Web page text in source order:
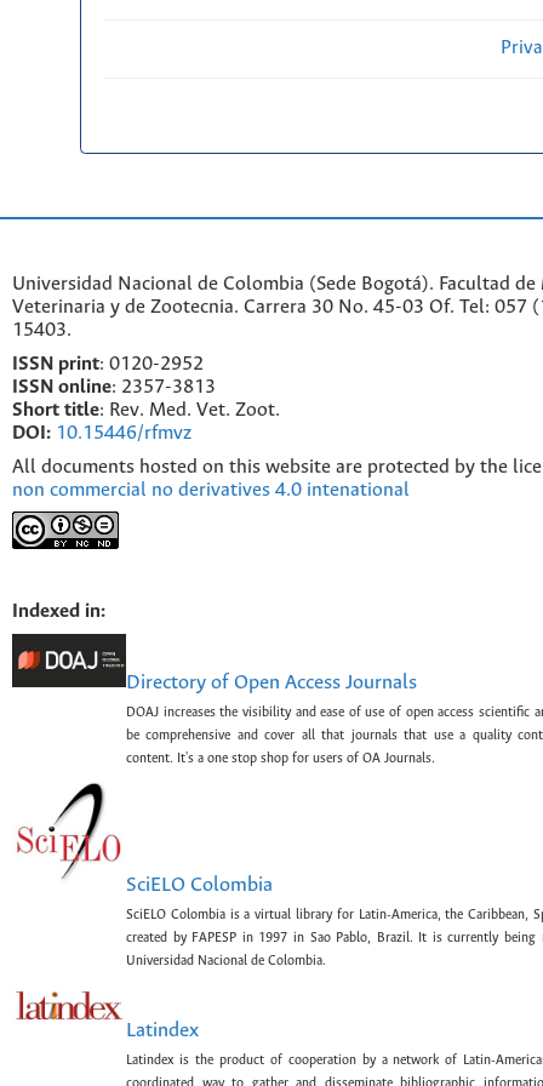
Universidad Nacional de Colombia (Sede Bogotá). Facultad de
Veterinaria y de Zootecnia. Carrera 30 No. 45-03 Of. Tel: 057
15403.
ISSN print: 0120-2952
SSN online: 2357-3813
Short title: Rev. Med. Vet. Zoot.
DOI: 10.15446/rfmvz
All documents hosted on this website are protected by the
non commercial no derivatives 4.0 intenational
Indexed in:
Directory of Open Access Journals
DOAJ increases the visibility and ease of use of open access scientific
be comprehensive and cover all that journals that use a quality
content. It's a one stop shop for users of OA Journals.
SciELO Colombia
SciELO Colombia is a virtual library for Latin-America, the Caribbean,
created by FAPESP in 1997 in Sao Pablo, Brazil. It is currently being
Universidad Nacional de Colombia.
Latindex
Latindex is the product of cooperation by a network of Latin-